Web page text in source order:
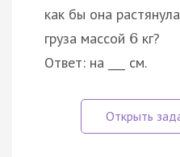
как бы она
груза массой 6 кг?
Ответ: на ___ см.